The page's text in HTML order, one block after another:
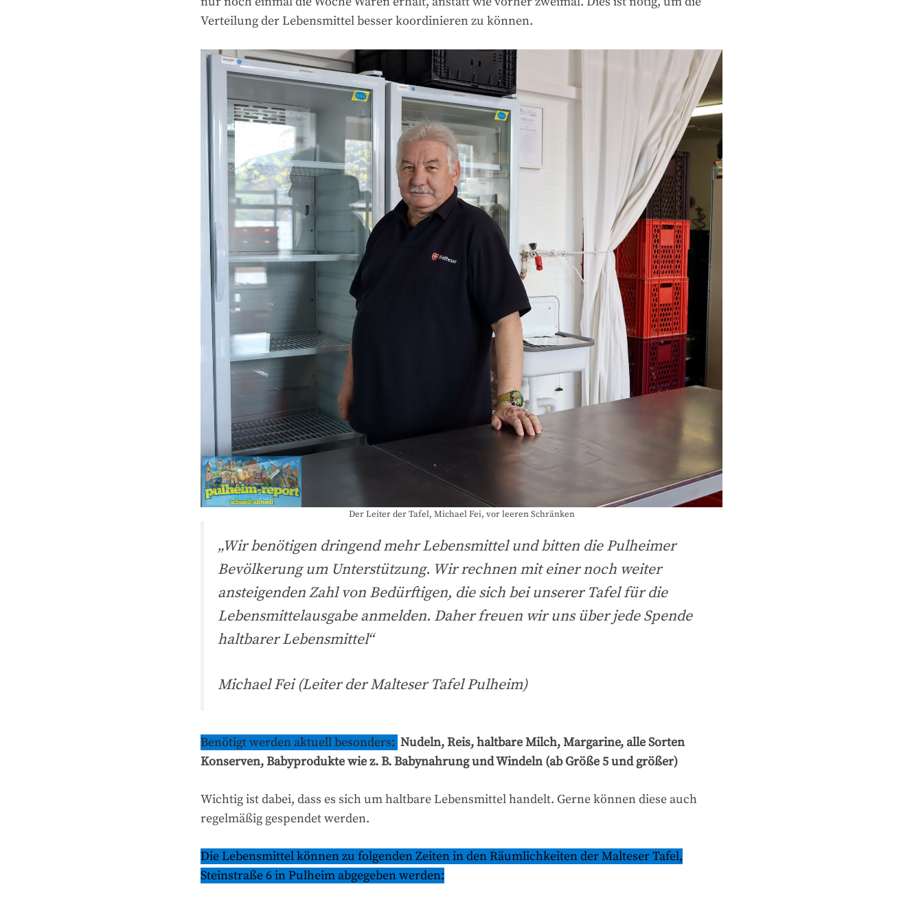
Verteilung der Lebensmittel besser koordinieren zu können.
Der Leiter der Tafel, Michael Fei, vor leeren Schränken
„Wir benötigen dringend mehr Lebensmittel und bitten die Pulheimer
Bevölkerung um Unterstützung. Wir rechnen mit einer noch weiter
ansteigenden Zahl von Bedürftigen, die sich bei unserer Tafel für die
Lebensmittelausgabe anmelden. Daher freuen wir uns über jede Spende
haltbarer Lebensmittel“
Michael Fei (Leiter der Malteser Tafel Pulheim)
Benötigt werden aktuell besonders: Nudeln, Reis, haltbare Milch, Margarine, alle Sorten
Konserven, Babyprodukte wie z. B. Babynahrung und Windeln (ab Größe 5 und größer)
Wichtig ist dabei, dass es sich um haltbare Lebensmittel handelt. Gerne können diese auch
regelmäßig gespendet werden.
Die Lebensmittel können zu folgenden Zeiten in den Räumlichkeiten der Malteser Tafel,
Steinstraße 6 in Pulheim abgegeben werden: